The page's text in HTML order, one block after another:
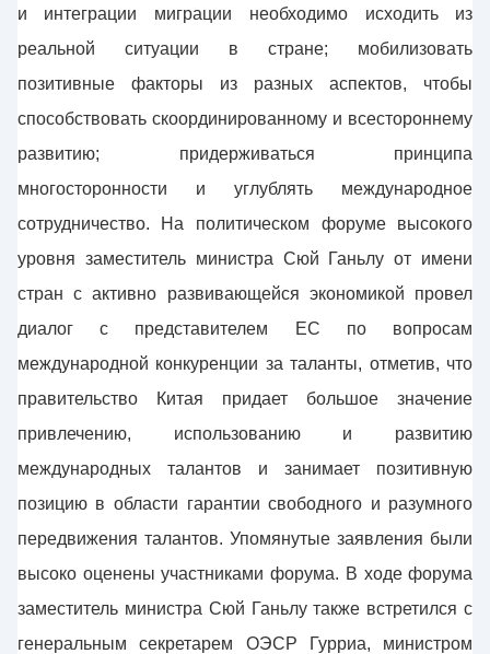
и интеграции миграции необходимо исходить из
реальной ситуации в стране; мобилизовать
позитивные факторы из разных аспектов, чтобы
способствовать скоординированному и всестороннему
развитию; придерживаться принципа
многосторонности и углублять международное
сотрудничество. На политическом форуме высокого
уровня заместитель министра Сюй Ганьлу от имени
стран с активно развивающейся экономикой провел
диалог с представителем ЕС по вопросам
международной конкуренции за таланты, отметив, что
правительство Китая придает большое значение
привлечению, использованию и развитию
международных талантов и занимает позитивную
позицию в области гарантии свободного и разумного
передвижения талантов. Упомянутые заявления были
высоко оценены участниками форума. В ходе форума
заместитель министра Сюй Ганьлу также встретился с
генеральным секретарем ОЭСР Гурриа, министром